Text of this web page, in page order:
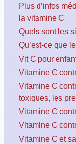
Plus d’infos
la vitamine C
Quels sont les
Qu’est-ce que
Vit C pour
Vitamine C
Vitamine C
toxiques, les
Vitamine C
Vitamine C
Vitamine C et